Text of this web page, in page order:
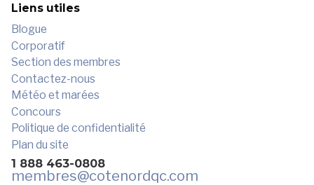
Liens utiles
Blogue
Corporatif
Section des membres
Contactez-nous
Météo et marées
Concours
Politique de confidentialité
Plan du site
1 888 463-0808
membres@cotenordqc.com